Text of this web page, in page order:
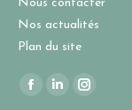
Nous contacter
Nos actualités
Plan du site
Trouvez nous sur :
La
La